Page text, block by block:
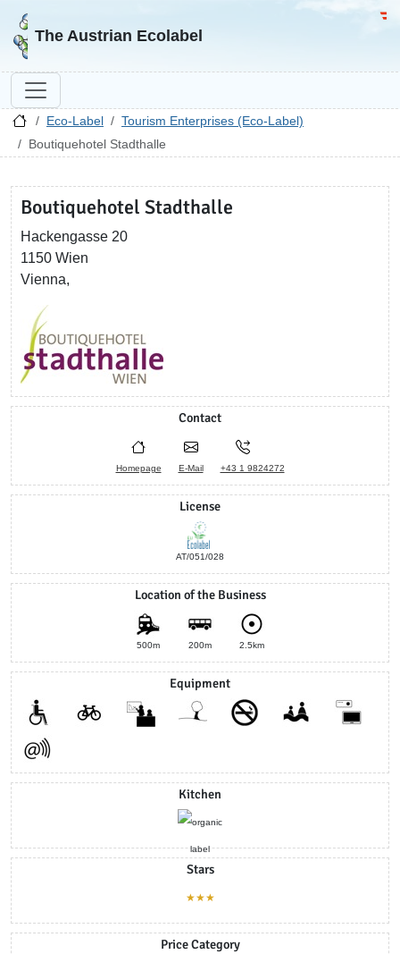
Go to homepage
The Austrian Ecolabel
Eco-Label
Tourism Enterprises (Eco-Label)
Boutiquehotel Stadthalle
Boutiquehotel Stadthalle
Hackengasse 20
1150 Wien
Vienna,
Contact
Homepage E-Mail +43 1 9824272
License
AT/051/028
Location of the Business
500m 200m 2.5km
Equipment
Kitchen
Stars
★★★
Price Category